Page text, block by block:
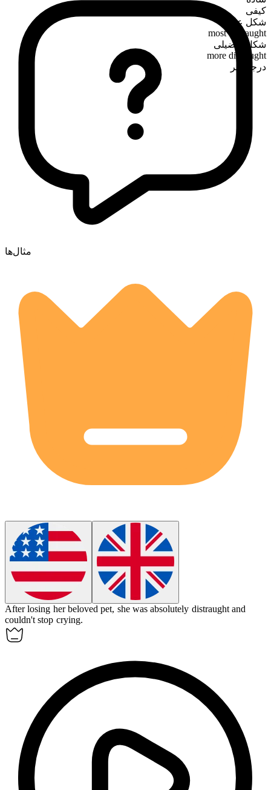
کیفی
شکل عالی
most distraught
شکل تفضیلی
more distraught
درجه‌پذیر
مثال‌ها
After losing her beloved pet, she was absolutely distraught and
couldn't stop crying.